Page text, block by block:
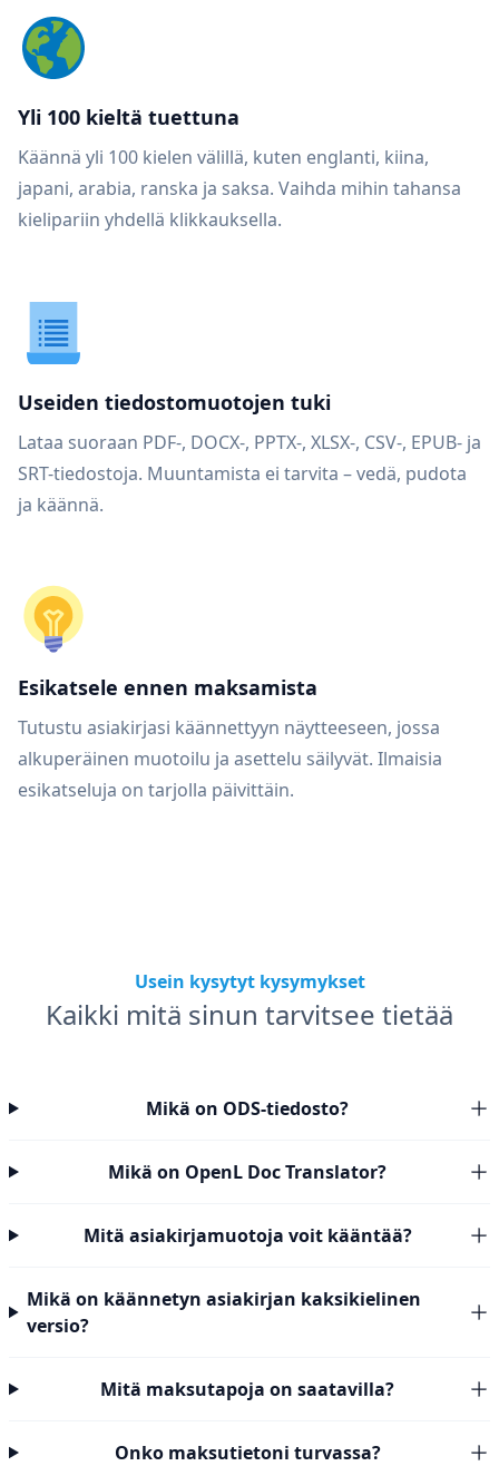
Yli 100 kieltä tuettuna
Käännä yli 100 kielen välillä, kuten englanti, kiina,
japani, arabia, ranska ja saksa. Vaihda mihin tahansa
kielipariin yhdellä klikkauksella.
Useiden tiedostomuotojen tuki
Lataa suoraan PDF-, DOCX-, PPTX-, XLSX-, CSV-, EPUB- ja
SRT-tiedostoja. Muuntamista ei tarvita – vedä, pudota
ja käännä.
Esikatsele ennen maksamista
Tutustu asiakirjasi käännettyyn näytteeseen, jossa
alkuperäinen muotoilu ja asettelu säilyvät. Ilmaisia
esikatseluja on tarjolla päivittäin.
Usein kysytyt kysymykset
Kaikki mitä sinun tarvitsee tietää
Mikä on ODS-tiedosto?
Mikä on OpenL Doc Translator?
Mitä asiakirjamuotoja voit kääntää?
Mikä on käännetyn asiakirjan kaksikielinen
versio?
Mitä maksutapoja on saatavilla?
Onko maksutietoni turvassa?